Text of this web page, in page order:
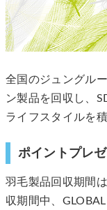
全国のジュングル
ン製品を回収し、
ライフスタイルを
ポイントプレ
羽毛製品回収期間
収期間中、